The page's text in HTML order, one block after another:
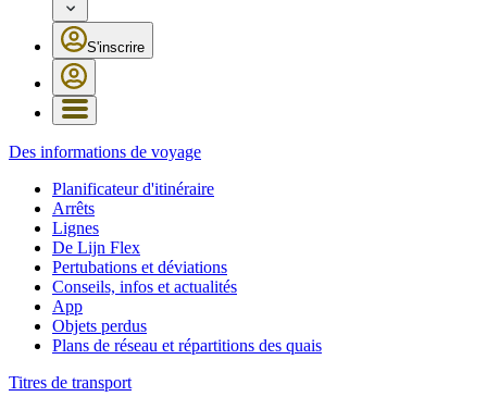
S'inscrire
Des informations de voyage
Planificateur d'itinéraire
Arrêts
Lignes
De Lijn Flex
Pertubations et déviations
Conseils, infos et actualités
App
Objets perdus
Plans de réseau et répartitions des quais
Titres de transport